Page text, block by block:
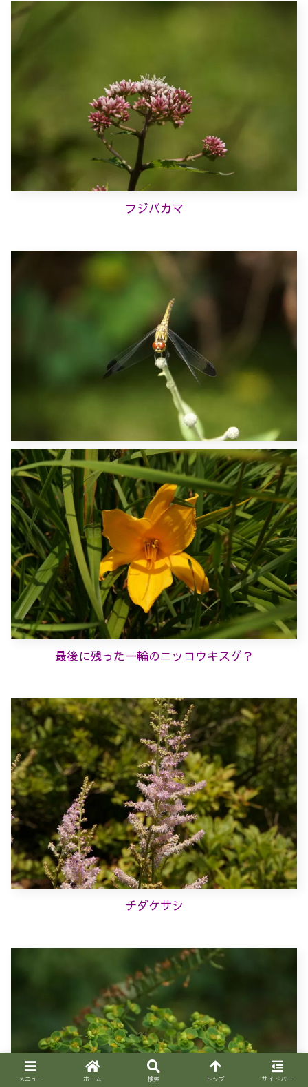
フジバカマ
最後に残った一輪のニッコウキスゲ？
チダケサシ
メニュー ホーム 検索 トップ サイドバー